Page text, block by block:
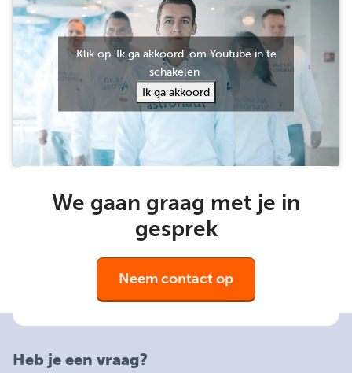
Klik op 'Ik ga akkoord' om Youtube in te
schakelen
Ik ga akkoord
We gaan graag met je in
gesprek
Neem contact op
Heb je een vraag?